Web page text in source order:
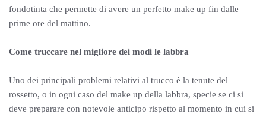
fondotinta che permette di avere un perfetto make up fin dalle
prime ore del mattino.
Come truccare nel migliore dei modi le labbra
Uno dei principali problemi relativi al trucco è la tenute del
rossetto, o in ogni caso del make up della labbra, specie se ci si
deve preparare con notevole anticipo rispetto al momento in cui si